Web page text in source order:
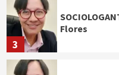
3
Flores